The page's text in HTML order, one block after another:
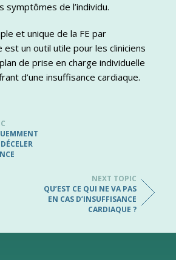
de l’individu.
et unique de la FE par
est un outil utile pour les cliniciens
de prise en charge individuelle
d’une insuffisance cardiaque.
NEXT TOPIC
QU’EST CE QUI NE VA PAS
EN CAS D’INSUFFISANCE
CARDIAQUE ?